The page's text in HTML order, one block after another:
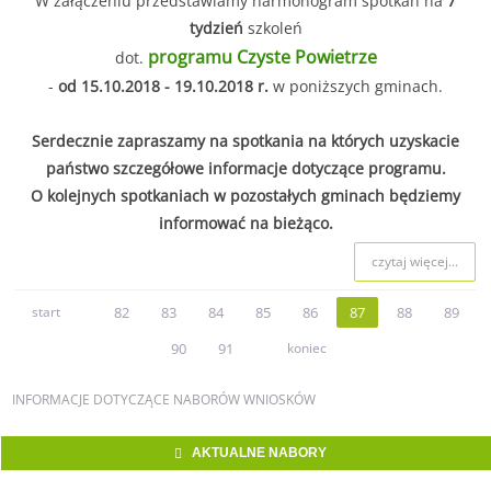
tydzień szkoleń
dot. programu Czyste Powietrze
- od 15.10.2018 - 19.10.2018 r. w poniższych gminach.
Serdecznie zapraszamy na spotkania na których uzyskacie
państwo szczegółowe informacje dotyczące programu.
O kolejnych spotkaniach w pozostałych gminach będziemy
informować na bieżąco.
czytaj więcej...
start 82 83 84 85 86 87 88
89
90
91 koniec
INFORMACJE DOTYCZĄCE NABORÓW WNIOSKÓW
AKTUALNE NABORY